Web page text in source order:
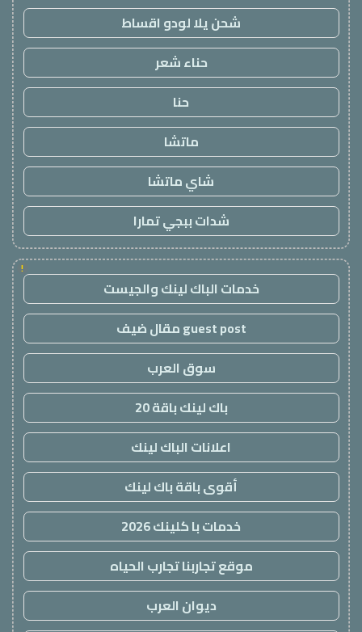
شحن يلا لودو اقساط
حناء شعر
حنا
ماتشا
شاي ماتشا
شدات ببجي تمارا
!
خدمات الباك لينك والجيست
guest post مقال ضيف
سوق العرب
باك لينك باقة 20
اعلانات الباك لينك
أقوى باقة باك لينك
خدمات با كلينك 2026
موقع تجاربنا تجارب الحياه
ديوان العرب